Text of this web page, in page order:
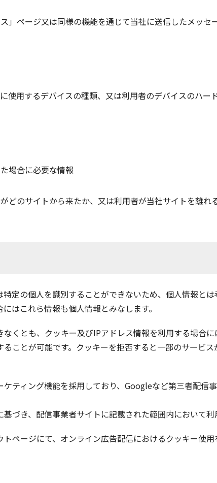
」ページ又は同様の機能を通じて当社に送信したメッ
使用するデバイスの種類、又は利用者のデバイスのハ
場合に必要な情報
どのサイトから来たか、又は利用者が当社サイトを離
定の個人を識別することができないため、個人情報とは
はこれら情報も個人情報とみなします。
くとも、クッキー及びIPアドレス情報を利用する場合に
ことが可能です。クッキーを拒否すると一部のサービス
ティング機能を採用しており、Googleなど第三者配信
づき、配信事業者サイトに記載された範囲内において利
ページにて、オンライン広告配信におけるクッキー使用